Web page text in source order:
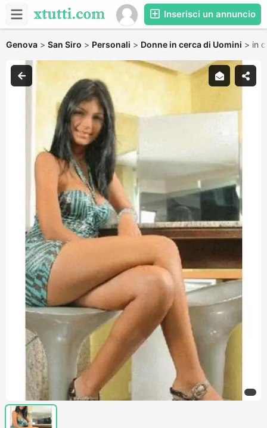
Inserisci un annuncio
Genova > San Siro > Personali > Donne in cerca di Uomini > in